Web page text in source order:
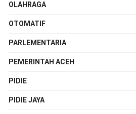
OLAHRAGA
OTOMATIF
PARLEMENTARIA
PEMERINTAH ACEH
PIDIE
PIDIE JAYA